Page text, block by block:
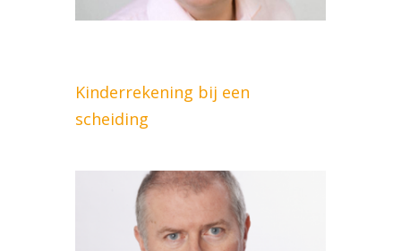
Kinderrekening bij een
scheiding